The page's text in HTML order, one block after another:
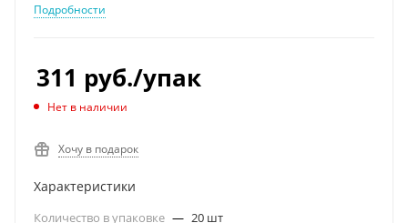
Подробности
311 руб./упак
Нет в наличии
Хочу в подарок
Характеристики
Количество в упаковке — 20 шт